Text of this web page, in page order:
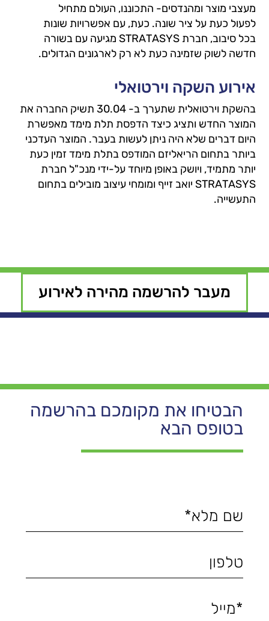
מעצבי מוצר ומהנדסים- התכוננו, העולם מתחיל
לפעול כעת על ציר שונה. כעת, עם אפשרויות שונות
בכל סיבוב, חברת STRATASYS מגיעה עם בשורה
חדשה לשוק שזמינה כעת לא רק לארגונים הגדולים.
אירוע השקה וירטואלי
בהשקת וירטואלית שתערך ב- 30.04 תשיק החברה את
המוצר החדש ותציג כיצד הדפסת תלת מימד מאפשרת
היום דברים שלא היה ניתן לעשות בעבר. המוצר העדכני
ביותר בתחום הריאליזם המודפס בתלת מימד זמין כעת
יותר מתמיד, ויושק באופן מיוחד על-ידי מנכ"ל חברת
STRATASYS יואב זייף ומומחי עיצוב מובילים בתחום
התעשייה.
מעבר להרשמה מהירה לאירוע
הבטיחו את מקומכם בהרשמה
בטופס הבא